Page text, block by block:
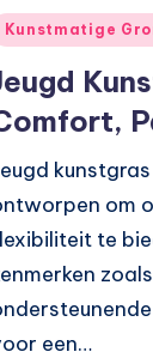
Kunstmatige
om
te
een…